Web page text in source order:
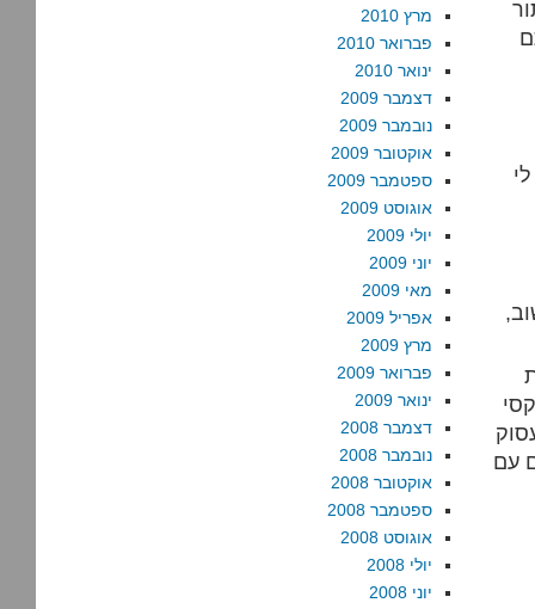
עם
מרץ 2010
פברואר 2010
ינואר 2010
דצמבר 2009
נובמבר 2009
אוקטובר 2009
ספטמבר 2009
אוגוסט 2009
יולי 2009
יוני 2009
מאי 2009
אפריל 2009
מרץ 2009
פברואר 2009
ינואר 2009
דצמבר 2008
נובמבר 2008
אוקטובר 2008
ספטמבר 2008
אוגוסט 2008
יולי 2008
יוני 2008